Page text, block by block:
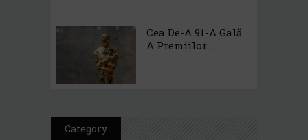
Cea De-A 91-A Gală
A Premiilor...
Category